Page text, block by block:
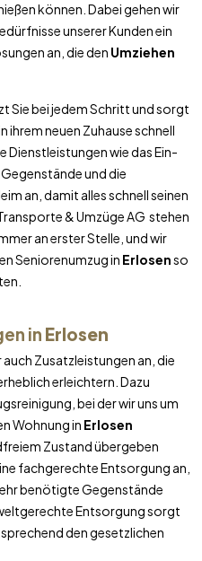
können. Dabei gehen wir
unserer Kunden ein
an, die den Umziehen
Sie bei jedem Schritt und sorgt
ihrem neuen Zuhause schnell
Dienstleistungen wie das Ein-
und die
an, damit alles schnell seinen
& Umzüge AG stehen
an erster Stelle, und wir
Seniorenumzug in Erlosenso
in Erlosen
Zusatzleistungen an, die
erleichtern. Dazu
bei der wir uns um
Wohnung in Erlosen
Zustand übergeben
fachgerechte Entsorgung an,
benötigte Gegenstände
Entsorgung sorgt
den gesetzlichen